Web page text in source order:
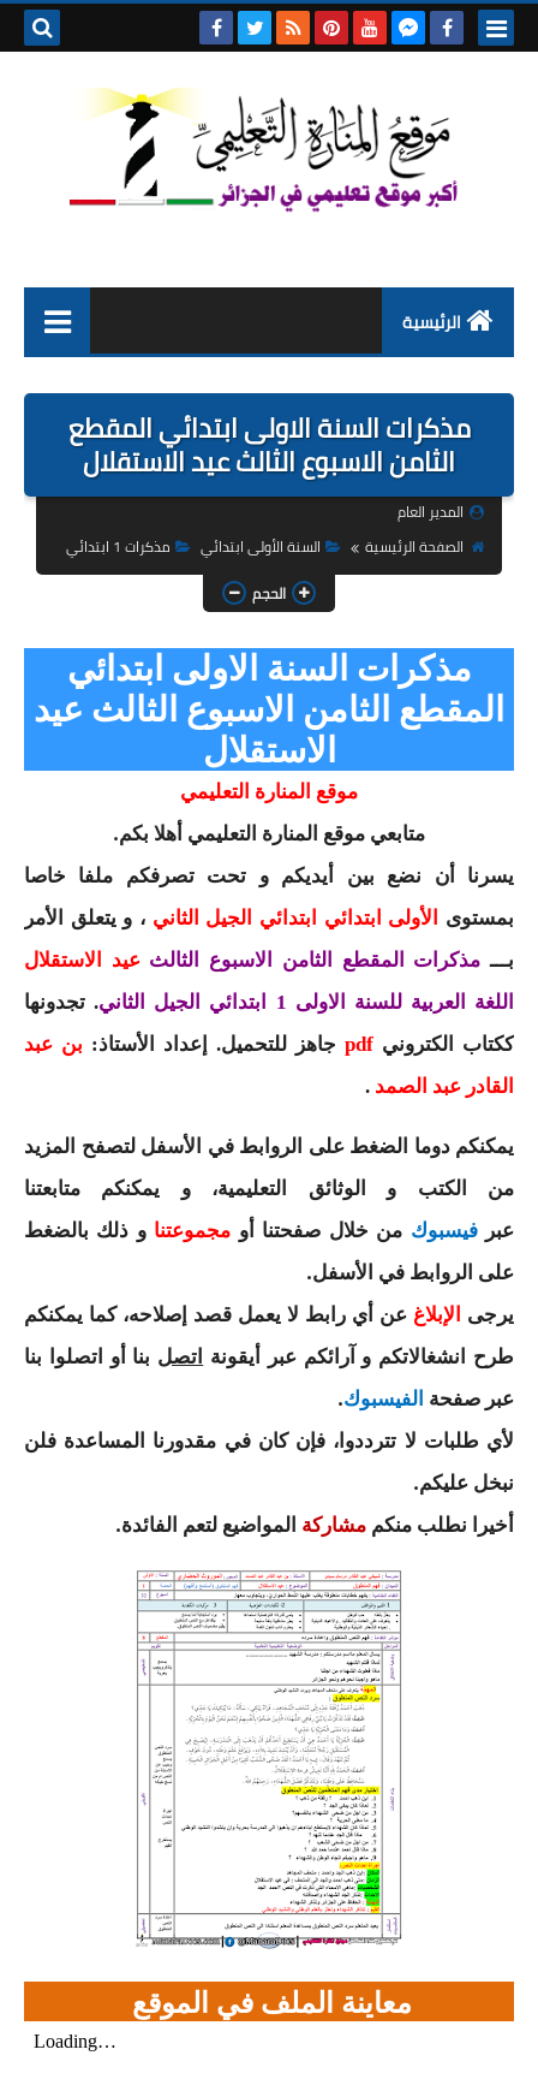
الرئيسية
التربية التحضيرية
السنة الاولى ابتدائي
السنة الثانية ابتدائي
السنة الثالثة ابتدائي
السنة الرابعة ابتدائي
السنة الخامسة ابتدائي
شهادة التعليم الابتدائي
تزيين القسم
التعليم المتوسط
السنة الاولى متوسط
السنة الثانية متوسط
السنة الثالثة متوسط
شهادة التعليم المتوسط
بنك الفروض و الاختبارات
بنك مذكرات الاستاذ
بنك التوزيعات الشهرية
دفاتر استاذ التعليم الابتدائي
البحوث الجاهزة
بحوث اللغة العربية
بحوث الرياضيات
بحوث التاريخ و الجغرافيا
بحوث الفيزياء و الكيمياء
بحوث العلوم الطبيعية
بحوث اللغة الانجليزية
بحوث في مجالات اخرى
مذكرات السنة الاولى ابتدائي المقطع
الثامن الاسبوع الثالث عيد الاستقلال
المدير العام
الصفحة الرئيسية
السنة الأولى ابتدائي
مذكرات 1 ابتدائي
الحجم
مذكرات السنة الاولى ابتدائي
المقطع الثامن الاسبوع الثالث عيد
الاستقلال
موقع المنارة التعليمي
متابعي موقع المنارة التعليمي أهلا بكم.
يسرنا أن نضع بين أيديكم و تحت تصرفكم ملفا خاصا
بمستوى
الأولى ابتدائي ابتدائي الجيل الثاني ، و يتعلق الأمر
بـــ مذكرات المقطع الثامن الاسبوع الثالثعيد الاستقلال
اللغة العربية للسنة الاولى 1 ابتدائي الجيل الثاني
. تجدونها
ككتاب الكتروني pdf جاهز للتحميل. إعداد الأستاذ: بن عبد
القادر عبد الصمد .
يمكنكم دوما الضغط على الروابط في الأسفل لتصفح المزيد
من الكتب و الوثائق التعليمية، و يمكنكم متابعتنا
عبرفيسبوك من خلال صفحتنا أو مجموعتناو ذلك بالضغط
على الروابط في الأسفل.
يرجى
الإبلاغ عن أي رابط لا يعمل قصد إصلاحه، كما يمكنكم
طرح انشغالاتكم و آرائكم عبر أيقونة
اتصل بنا أو اتصلوا بنا
عبر صفحة الفيسبوك.
لأي طلبات لا تترددوا، فإن كان في مقدورنا المساعدة فلن
نبخل عليكم.
أخيرا نطلب منكم مشاركة المواضيع لتعم الفائدة.
معاينة الملف في الموقع